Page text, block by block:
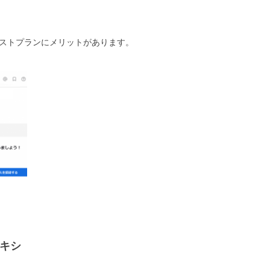
トプランにメリットがあります。
シ